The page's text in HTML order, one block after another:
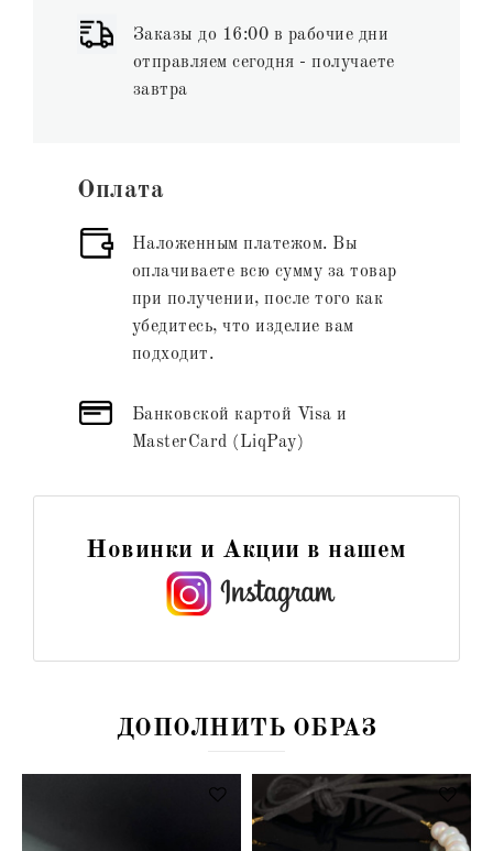
Заказы до 16:00 в рабочие дни
отправляем сегодня - получаете
завтра
Оплата
Наложенным платежом. Вы
оплачиваете всю сумму за товар
при получении, после того как
убедитесь, что изделие вам
подходит.
Банковской картой Visa и
MasterCard (LiqPay)
Новинки и Акции в нашем
ДОПОЛНИТЬ ОБРАЗ